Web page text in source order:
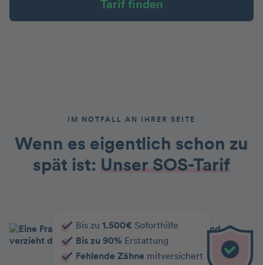
Tarif finden
IM NOTFALL AN IHRER SEITE
Wenn es eigentlich schon zu
spät ist: Unser SOS-Tarif
Bis zu1.500€ Soforthilfe
Bis zu 90% Erstattung
Fehlende Zähne mitversichert